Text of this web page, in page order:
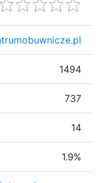
1494
737
14
1.9%